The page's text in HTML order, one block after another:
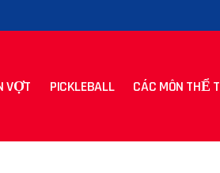
VỢT PICKLEBALL CÁC MÔN THỂ